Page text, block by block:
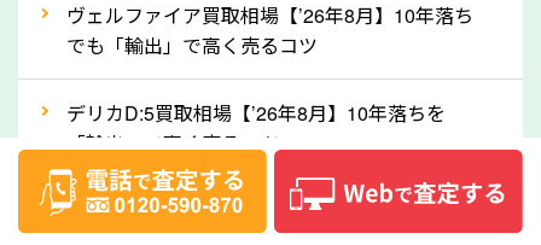
でも高価買取が可能なケースは珍しくないため、まず
はWebで簡単にできる無料査定をお試しください。
実績」で確認できます。
⑤車内の簡単な清掃で買取価格アップも！
しばらく乗っていない車は、車内のシートや座席の下
ヴェルファイア買取相場【’26年8月】10年落ち
でも「輸出」で高く売るコツ
デリカD:5買取相場【’26年8月】10年落ちを
「輸出」で高く売るコツ
【2026年8月】車査定は個人情報なし・電話な